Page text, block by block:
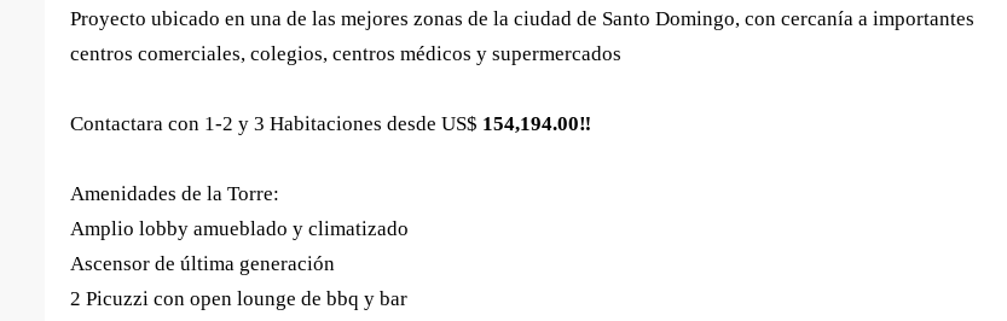
Proyecto ubicado en una de las mejores zonas de la ciudad de Santo Domingo, con cercanía a importantes
centros comerciales, colegios, centros médicos y supermercados
Contactara con 1-2 y 3 Habitaciones desde US$ 154,194.00‼️
Amenidades de la Torre:
Amplio lobby amueblado y climatizado
Ascensor de última generación
2 Picuzzi con open lounge de bbq y bar